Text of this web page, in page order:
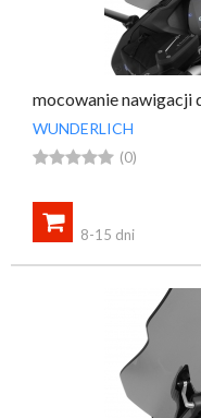
mocowanie nawigacji
WUNDERLICH
 (0)

8-15 dni